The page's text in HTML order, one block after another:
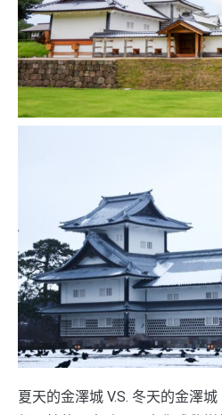
夏天的金澤城 V.S. 冬天的金澤